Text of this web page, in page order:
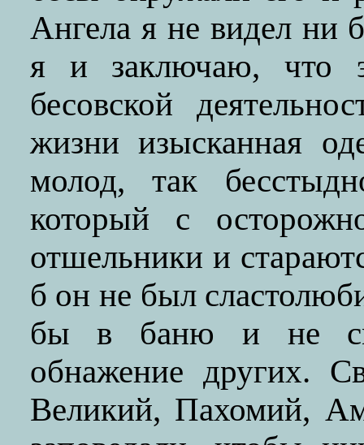
Ангела я не видел ни
я и заключаю, что
бесовской
жизни изысканная
молод, так
который с
отшельники и
б он не был
бы в баню и не
обнажение других.
Великий, Пахомий,